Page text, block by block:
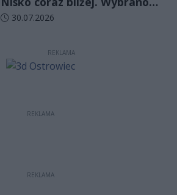
wykonawcę kolejnego
Data dodania artykułu:
30.07.2026
REKLAMA
REKLAMA
REKLAMA